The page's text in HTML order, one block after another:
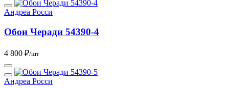
Андреа Росси
Обои Черади 54390-4
4 800 ₽/шт
Андреа Росси